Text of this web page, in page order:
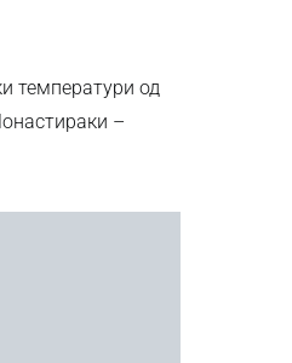
температури од
–